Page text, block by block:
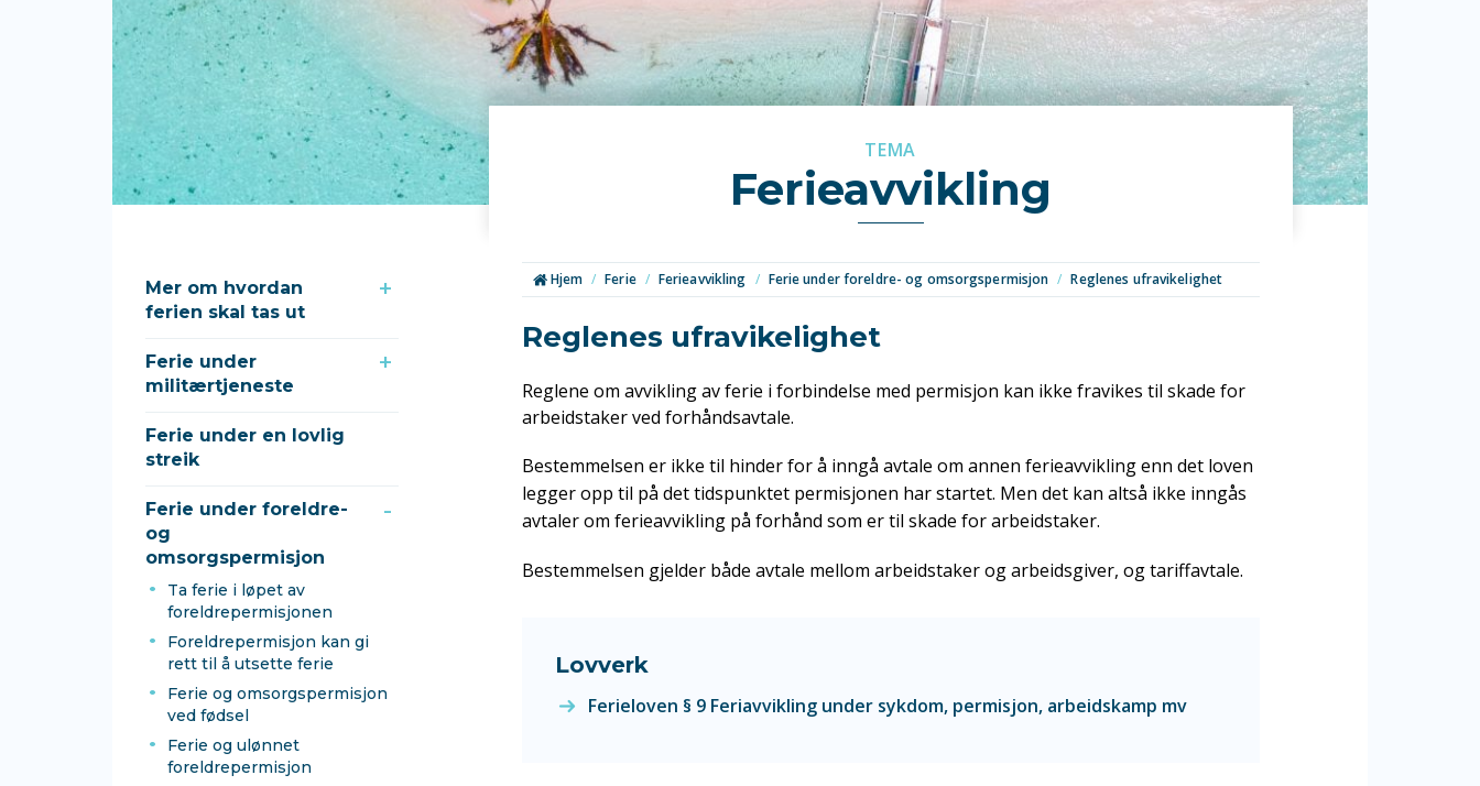
TEMA
Ferieavvikling
Mer om hvordan
ferien skal tas ut
Ferie under
militærtjeneste
Ferie under en lovlig
streik
Ferie under foreldre-
og
omsorgspermisjon
Ta ferie i løpet av
foreldrepermisjonen
Foreldrepermisjon kan gi
rett til å utsette ferie
Ferie og omsorgspermisjon
ved fødsel
Ferie og ulønnet
foreldrepermisjon
Hjem / Ferie / Ferieavvikling / Ferie under foreldre- og omsorgspermisjon / Reglenes ufravikelighet
Reglenes ufravikelighet
Reglene om avvikling av ferie i forbindelse med permisjon kan ikke fravikes til skade for
arbeidstaker ved forhåndsavtale.
Bestemmelsen er ikke til hinder for å inngå avtale om annen ferieavvikling enn det loven
legger opp til på det tidspunktet permisjonen har startet. Men det kan altså ikke inngås
avtaler om ferieavvikling på forhånd som er til skade for arbeidstaker.
Bestemmelsen gjelder både avtale mellom arbeidstaker og arbeidsgiver, og tariffavtale.
Lovverk
Ferieloven § 9 Feriavvikling under sykdom, permisjon, arbeidskamp mv